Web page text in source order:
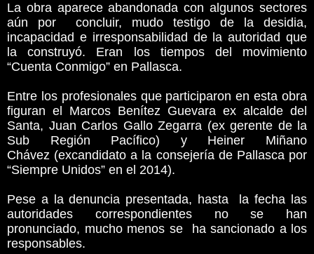
La obra aparece abandonada con algunos sectores
aún por concluir, mudo testigo de la desidia,
incapacidad e irresponsabilidad de la autoridad que
la construyó. Eran los tiempos del movimiento
“Cuenta Conmigo” en Pallasca.
Entre los profesionales que participaron en esta obra
figuran el Marcos Benítez Guevara ex alcalde del
Santa, Juan Carlos Gallo Zegarra (ex gerente de la
Sub Región Pacífico) y Heiner Miñano
Chávez (excandidato a la consejería de Pallasca por
“Siempre Unidos” en el 2014).
Pese a la denuncia presentada, hasta la fecha las
autoridades correspondientes no se han
pronunciado, mucho menos se ha sancionado a los
responsables.